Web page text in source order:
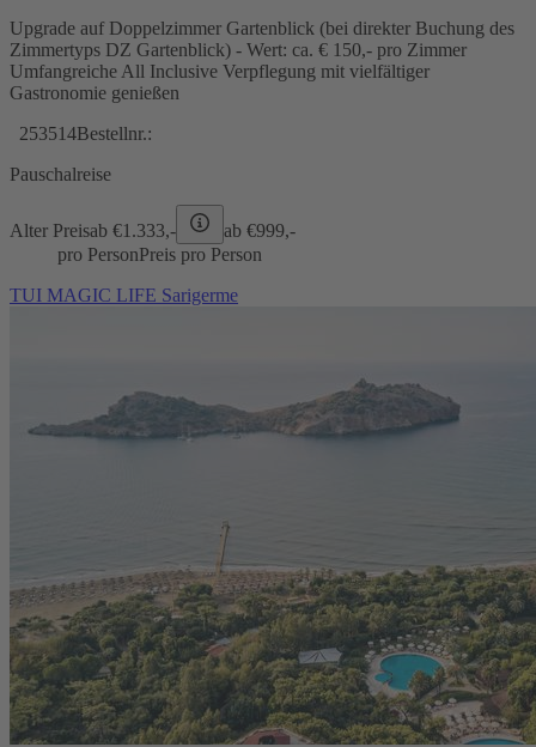
Upgrade auf Doppelzimmer Gartenblick (bei direkter Buchung des
Zimmertyps DZ Gartenblick) - Wert: ca. € 150,- pro Zimmer
Umfangreiche All Inclusive Verpflegung mit vielfältiger
Gastronomie genießen
253514Bestellnr.:
Pauschalreise
Alter Preisab €1.333,- ab €999,-
pro PersonPreis pro Person
TUI MAGIC LIFE Sarigerme